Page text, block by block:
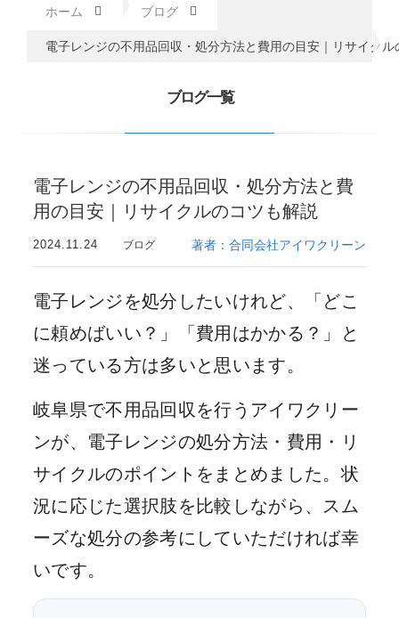
ホーム ブログ
電子レンジの不用品回収・処分方法と費用の目安｜リサイクル
ブログ一覧
電子レンジの不用品回収・処分方法と費
用の目安｜リサイクルのコツも解説
2024.11.24 ブログ 著者：合同会社アイワクリーン
電子レンジを処分したいけれど、「どこ
に頼めばいい？」「費用はかかる？」と
迷っている方は多いと思います。
岐阜県で不用品回収を行うアイワクリー
ンが、電子レンジの処分方法・費用・リ
サイクルのポイントをまとめました。状
況に応じた選択肢を比較しながら、スム
ーズな処分の参考にしていただければ幸
いです。